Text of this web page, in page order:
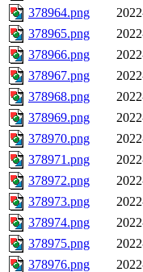
378964.png
378965.png
378966.png
378967.png
378968.png
378969.png
378970.png
378971.png
378972.png
378973.png
378974.png
378975.png
378976.png